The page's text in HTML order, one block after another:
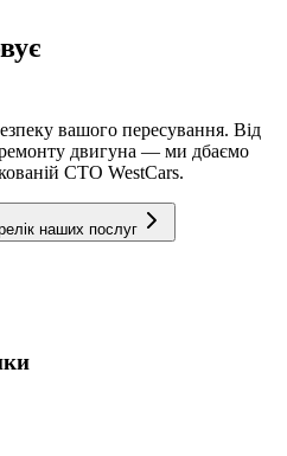
вашого пересування. Від
двигуна — ми дбаємо
СТО WestCars.
наших послуг